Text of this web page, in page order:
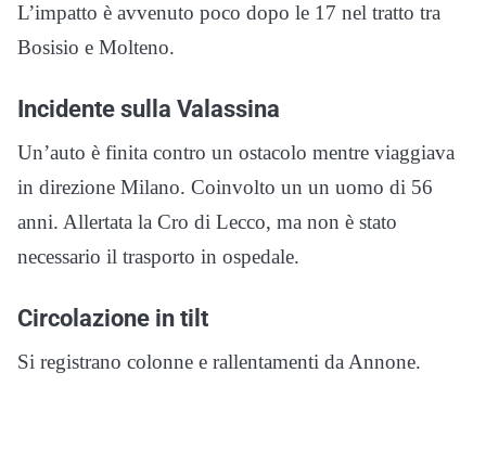
L’impatto è avvenuto poco dopo le 17 nel tratto tra
Bosisio e Molteno.
Incidente sulla Valassina
Un’auto è finita contro un ostacolo mentre viaggiava
in direzione Milano. Coinvolto un un uomo di 56
anni. Allertata la Cro di Lecco, ma non è stato
necessario il trasporto in ospedale.
Circolazione in tilt
Si registrano colonne e rallentamenti da Annone.